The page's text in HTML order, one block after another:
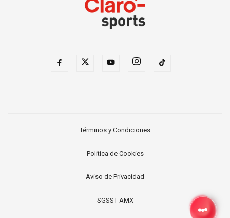
Términos y Condiciones
Política de Cookies
Aviso de Privacidad
SGSST AMX